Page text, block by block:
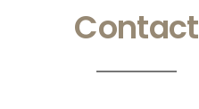
Contact